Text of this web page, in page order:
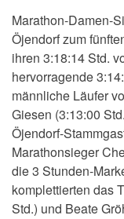
Marathon-Damen-
Öjendorf zum
ihren 3:18:14 Std.
hervorragende
männliche Läufer
Giesen (3:13:00
Öjendorf-
Marathonsieger
die 3 Stunden-
komplettierten das
Std.) und Beate